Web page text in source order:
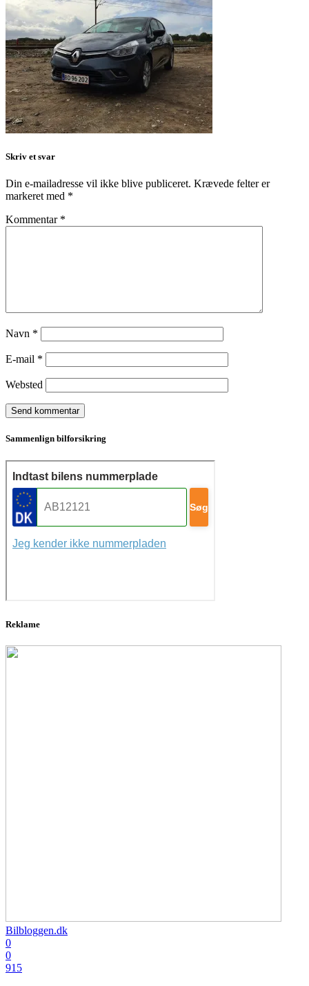
Skriv et svar
Din e-mailadresse vil ikke blive publiceret. Krævede felter er
markeret med *
Kommentar *
Navn *
E-mail *
Websted
Sammenlign bilforsikring
Reklame
Bilbloggen.dk
0
0
915